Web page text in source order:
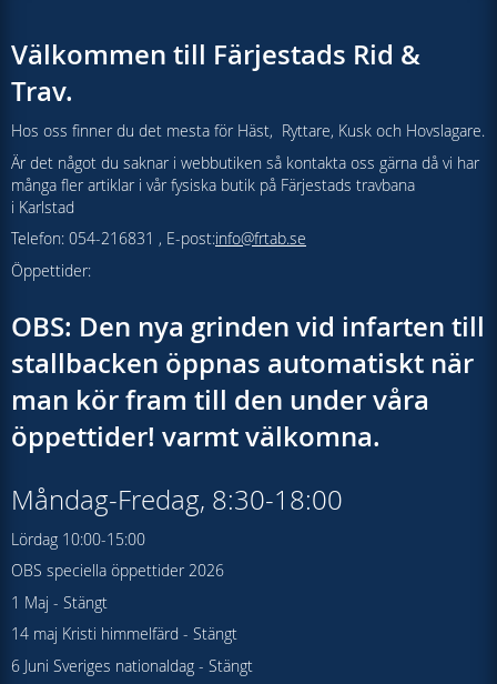
Välkommen till Färjestads Rid &
Trav.
Hos oss finner du det mesta för Häst, Ryttare, Kusk och Hovslagare.
Är det något du saknar i webbutiken så kontakta oss gärna då vi har
många fler artiklar i vår fysiska butik på Färjestads travbana
i Karlstad
Telefon: 054-216831 , E-post:info@frtab.se
Öppettider:
OBS: Den nya grinden vid infarten till
stallbacken öppnas automatiskt när
man kör fram till den under våra
öppettider! varmt välkomna.
Måndag-Fredag, 8:30-18:00
Lördag 10:00-15:00
OBS speciella öppettider 2026
1 Maj - Stängt
14 maj Kristi himmelfärd - Stängt
6 Juni Sveriges nationaldag - Stängt